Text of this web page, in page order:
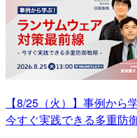
【8/25（火）】事例から
今すぐ実践できる多重防